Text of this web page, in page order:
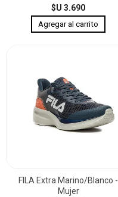
$U 3.690
FILA Extra Marino/Blanco -
Mujer